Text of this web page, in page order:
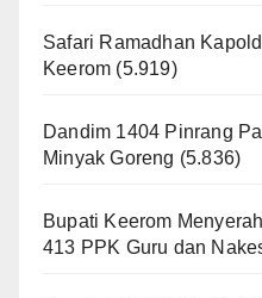
Safari Ramadhan
Keerom (5.919)
Dandim 1404 Pinrang
Minyak Goreng (5.836)
Bupati Keerom
413 PPK Guru dan